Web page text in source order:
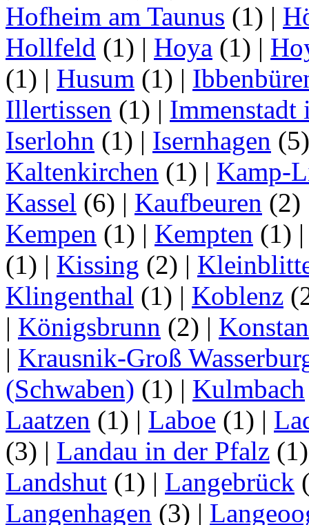
Hofheim am Taunus (1) |
Hollfeld (1) | Hoya (1) |
(1) | Husum (1) |
Illertissen (1) | Immenstadt
Iserlohn (1) | Isernhagen
Kaltenkirchen (1) | Kamp-
Kassel (6) | Kaufbeuren (2)
Kempen (1) | Kempten (1)
(1) | Kissing (2) |
Klingenthal (1) | Koblenz
| Königsbrunn (2) |
| Krausnik-Groß
(Schwaben) (1) | Kulmbach
Laatzen (1) | Laboe (1) |
(3) | Landau in der Pfalz
Landshut (1) | Langebrück
Langenhagen (3) |